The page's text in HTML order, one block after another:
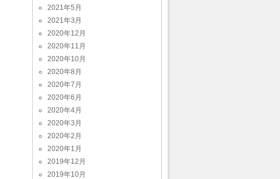
2021年5月
2021年3月
2020年12月
2020年11月
2020年10月
2020年8月
2020年7月
2020年6月
2020年4月
2020年3月
2020年2月
2020年1月
2019年12月
2019年10月